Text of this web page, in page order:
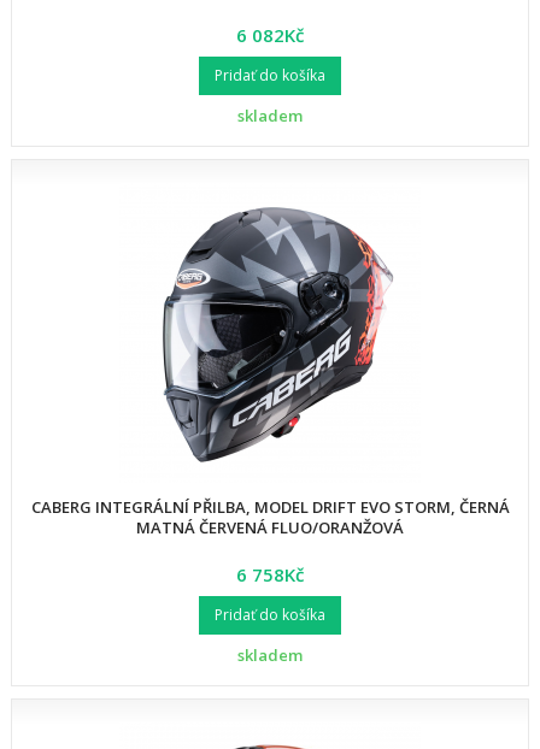
6 082Kč
Pridať do košíka
skladem
CABERG INTEGRÁLNÍ PŘILBA, MODEL DRIFT EVO STORM, ČERNÁ
MATNÁ ČERVENÁ FLUO/ORANŽOVÁ
6 758Kč
Pridať do košíka
skladem